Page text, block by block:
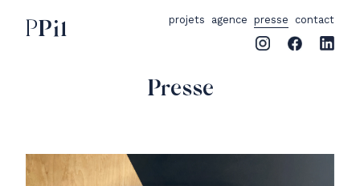
PPil projets agence presse contact
Presse